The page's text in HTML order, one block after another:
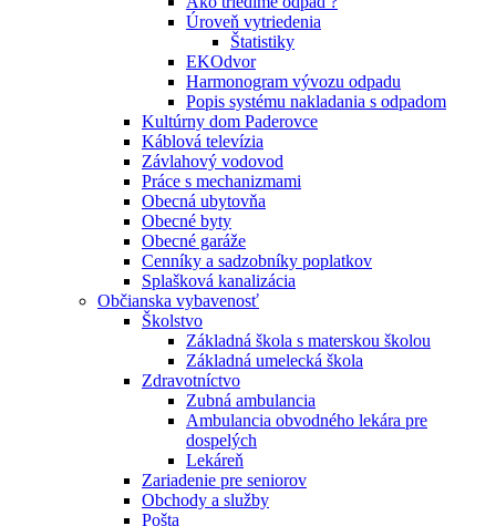
Úroveň vytriedenia
Štatistiky
EKOdvor
Harmonogram vývozu odpadu
Popis systému nakladania s odpadom
Kultúrny dom Paderovce
Káblová televízia
Závlahový vodovod
Práce s mechanizmami
Obecná ubytovňa
Obecné byty
Obecné garáže
Cenníky a sadzobníky poplatkov
Splašková kanalizácia
Občianska vybavenosť
Školstvo
Základná škola s materskou školou
Základná umelecká škola
Zdravotníctvo
Zubná ambulancia
Ambulancia obvodného lekára pre
dospelých
Lekáreň
Zariadenie pre seniorov
Obchody a služby
Pošta